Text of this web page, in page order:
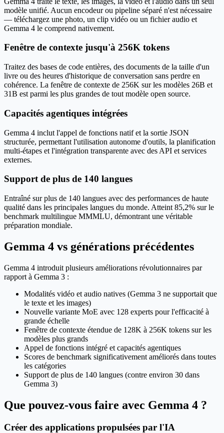
modèle unifié. Aucun encodeur ou pipeline séparé n'est nécessaire
— téléchargez une photo, un clip vidéo ou un fichier audio et
Gemma 4 le comprend nativement.
Fenêtre de contexte jusqu'à 256K tokens
Traitez des bases de code entières, des documents de la taille d'un
livre ou des heures d'historique de conversation sans perdre en
cohérence. La fenêtre de contexte de 256K sur les modèles 26B et
31B est parmi les plus grandes de tout modèle open source.
Capacités agentiques intégrées
Gemma 4 inclut l'appel de fonctions natif et la sortie JSON
structurée, permettant l'utilisation autonome d'outils, la planification
multi-étapes et l'intégration transparente avec des API et services
externes.
Support de plus de 140 langues
Entraîné sur plus de 140 langues avec des performances de haute
qualité dans les principales langues du monde. Atteint 85,2% sur le
benchmark multilingue MMMLU, démontrant une véritable
préparation mondiale.
Gemma 4 vs générations précédentes
Gemma 4 introduit plusieurs améliorations révolutionnaires par
rapport à Gemma 3 :
Modalités vidéo et audio natives (Gemma 3 ne supportait que
le texte et les images)
Nouvelle variante MoE avec 128 experts pour l'efficacité à
grande échelle
Fenêtre de contexte étendue de 128K à 256K tokens sur les
modèles plus grands
Appel de fonctions intégré et capacités agentiques
Scores de benchmark significativement améliorés dans toutes
les catégories
Support de plus de 140 langues (contre environ 30 dans
Gemma 3)
Que pouvez-vous faire avec Gemma 4 ?
Créer des applications propulsées par l'IA